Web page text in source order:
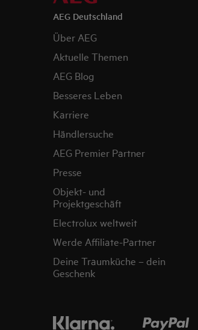
AEG Deutschland
Über AEG
Aktuelle Themen
AEG Blog
Besseres Leben
Karriere
Händlersuche
AEG Premier Partner
Presse
Objekt- und
Projektgeschäft
Electrolux weltweit
Werde Affiliate-Partner
Deine Traumküche – dein
Geschenk